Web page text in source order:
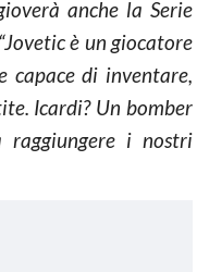
anche la Serie
“Jovetic è un giocatore
capace di inventare,
Icardi? Un bomber
i nostri